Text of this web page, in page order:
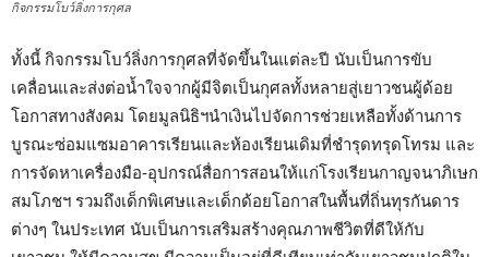
กิจกรรมโบว์ลิ่งการกุศล
ทั้งนี้ กิจกรรมโบว์ลิ่งการกุศลที่จัดขึ้นในแต่ละปี นับเป็นการขับ
เคลื่อนและส่งต่อน้ำใจจากผู้มีจิตเป็นกุศลทั้งหลายสู่เยาวชนผู้ด้อย
โอกาสทางสังคม โดยมูลนิธิฯนำเงินไปจัดการช่วยเหลือทั้งด้านการ
บูรณะซ่อมแซมอาคารเรียนและห้องเรียนเดิมที่ชำรุดทรุดโทรม และ
การจัดหาเครื่องมือ-อุปกรณ์สื่อการสอนให้แก่โรงเรียนกาญจนาภิเษก
สมโภชฯ รวมถึงเด็กพิเศษและเด็กด้อยโอกาสในพื้นที่ถิ่นทุรกันดาร
ต่างๆ ในประเทศ นับเป็นการเสริมสร้างคุณภาพชีวิตที่ดีให้กับ